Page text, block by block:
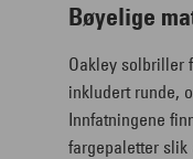
Bøyelige
Oakley solbriller
inkludert runde,
Innfatningene
fargepaletter